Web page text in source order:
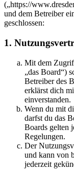
(„https://
und dem Betreiber
geschlossen:
1.
Mit dem
„das Board“)
Betreiber des
erklärst dich
einverstanden.
Wenn du mit
darfst du das
Boards gelten
Regelungen.
Der
und kann von
jederzeit